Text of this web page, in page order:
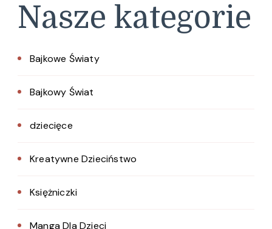
Nasze kategorie
Bajkowe Światy
Bajkowy Świat
dziecięce
Kreatywne Dzieciństwo
Księżniczki
Manga Dla Dzieci